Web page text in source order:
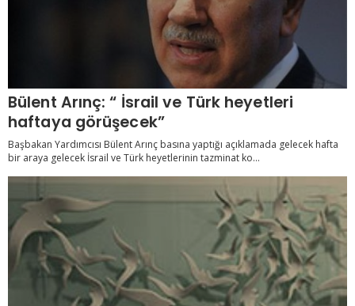
Bülent Arınç: “ İsrail ve Türk heyetleri
haftaya görüşecek”
Başbakan Yardımcısı Bülent Arınç basına yaptığı açıklamada gelecek hafta
bir araya gelecek İsrail ve Türk heyetlerinin tazminat ko...